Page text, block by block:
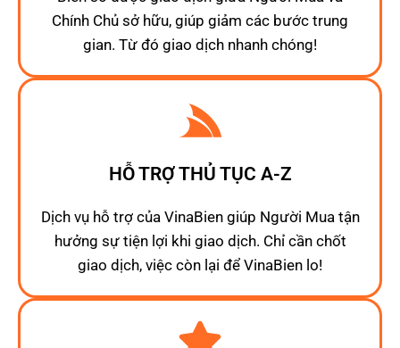
Chính Chủ sở hữu, giúp giảm các bước trung
gian. Từ đó giao dịch nhanh chóng!
HỖ TRỢ THỦ TỤC A-Z
Dịch vụ hỗ trợ của VinaBien giúp Người Mua tận
hưởng sự tiện lợi khi giao dịch. Chỉ cần chốt
giao dịch, việc còn lại để VinaBien lo!